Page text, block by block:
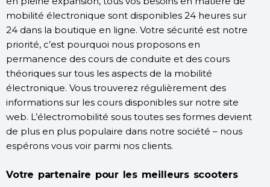
mobilité électronique sont disponibles 24 heures sur
24 dans la boutique en ligne. Votre sécurité est notre
priorité, c’est pourquoi nous proposons en
permanence des cours de conduite et des cours
théoriques sur tous les aspects de la mobilité
électronique. Vous trouverez régulièrement des
informations sur les cours disponibles sur notre site
web. L’électromobilité sous toutes ses formes devient
de plus en plus populaire dans notre société – nous
espérons vous voir parmi nos clients.
Votre partenaire pour les meilleurs scooters